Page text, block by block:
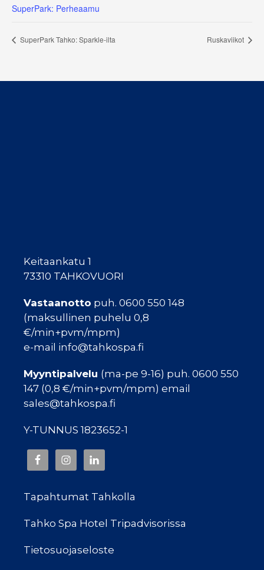
SuperPark: Perheaamu
SuperPark Tahko: Sparkle-ilta Ruskaviikot
Keitaankatu 1
73310 TAHKOVUORI
Vastaanotto puh. 0600 550 148
(maksullinen puhelu 0,8
€/min+pvm/mpm)
e-mail info@tahkospa.fi
Myyntipalvelu (ma-pe 9-16) puh. 0600 550
147 (0,8 €/min+pvm/mpm) email
sales@tahkospa.fi
Y-TUNNUS 1823652-1
Tapahtumat Tahkolla
Tahko Spa Hotel Tripadvisorissa
Tietosuojaseloste